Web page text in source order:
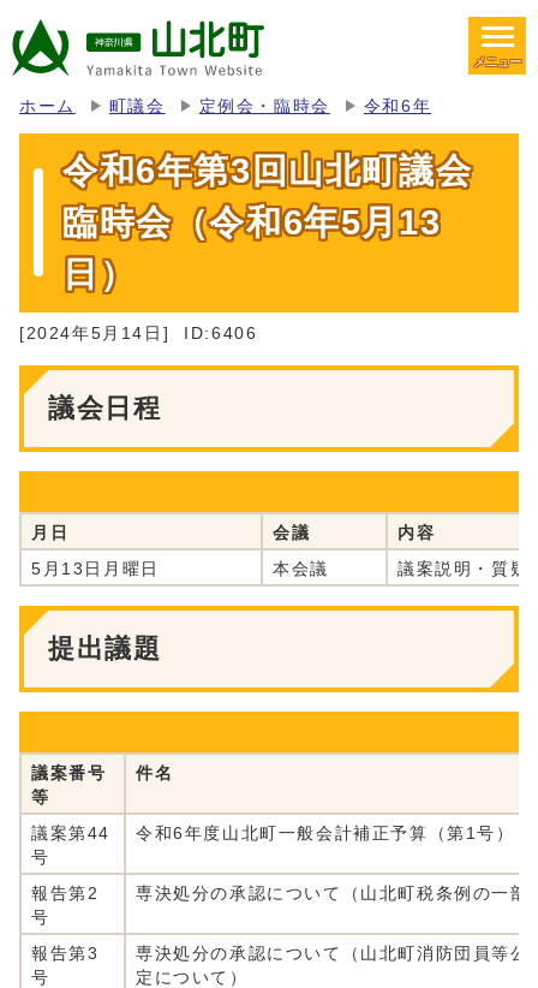
メニュー
ホーム 町議会 定例会・臨時会 令和6年
令和6年第3回山北町議会
臨時会（令和6年5月13
日）
[2024年5月14日] ID:6406
議会日程
月日 会議
内容
5月13日月曜日
本会議 議案説明・質疑
提出議題
議案番号
等
件名
議案第44
号
令和6年度山北町一般会計補正予算（第1号）
報告第2
号
専決処分の承認について（山北町税条例の一
報告第3
号
専決処分の承認について（山北町消防団員等
定について）